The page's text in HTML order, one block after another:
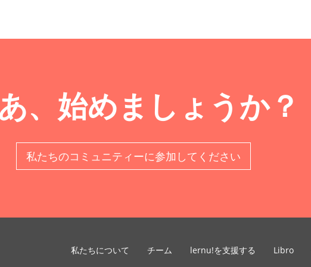
、始めましょうか？
私たちのコミュニティーに参加してください
私たちについて チーム lernu!を支援する Libro